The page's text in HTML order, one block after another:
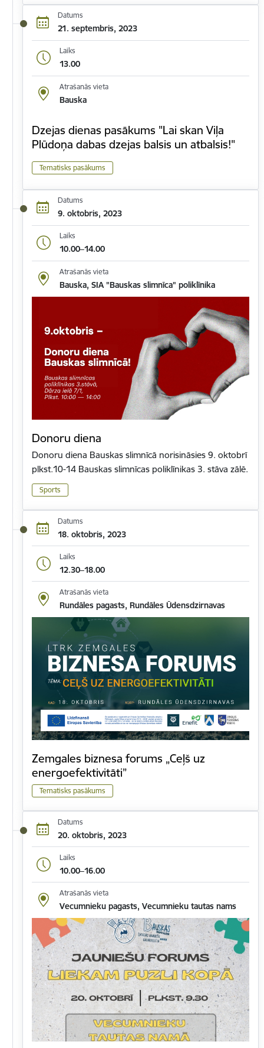
Datums
21. septembris, 2023
Laiks
13.00
Atrašanās vieta
Bauska
Dzejas dienas pasākums "Lai skan Viļa
Plūdoņa dabas dzejas balsis un atbalsis!"
Tematisks pasākums
Datums
9. oktobris, 2023
Laiks
10.00–14.00
Atrašanās vieta
Bauska, SIA "Bauskas slimnīca" poliklīnika
Donoru diena
Donoru diena Bauskas slimnīcā norisināsies 9. oktobrī
plkst.10-14 Bauskas slimnīcas poliklīnikas 3. stāva zālē.
Sports
Datums
18. oktobris, 2023
Laiks
12.30–18.00
Atrašanās vieta
Rundāles pagasts, Rundāles Ūdensdzirnavas
Zemgales biznesa forums „Ceļš uz
energoefektivitāti”
Tematisks pasākums
Datums
20. oktobris, 2023
Laiks
10.00–16.00
Atrašanās vieta
Vecumnieku pagasts, Vecumnieku tautas nams